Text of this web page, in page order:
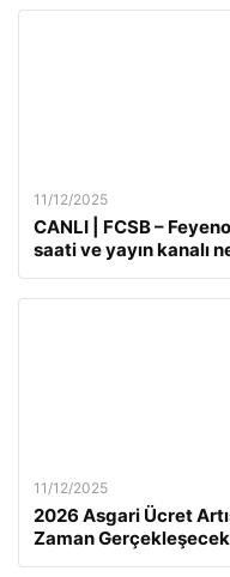
11/12/2025
CANLI | FCSB –
saati ve yayın kanalı
11/12/2025
2026 Asgari Ücret
Zaman